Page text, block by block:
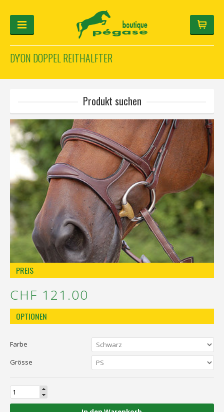
FÜR DEN REITER
HELM-KONFIGURATOR
GESCHENKARTIKEL
Français
Deutsch
English
DY'ON DOPPEL REITHALFTER
Produkt suchen
Hersteller
Kategorie
Réinitialiser la recherche
PREIS
CHF 121.00
OPTIONEN
Farbe
Grösse